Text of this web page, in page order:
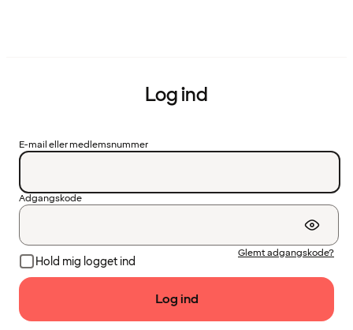
Log ind
E-mail eller medlemsnummer
Adgangskode
Hold mig logget ind
Glemt adgangskode?
Log ind